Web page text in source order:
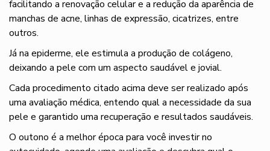
facilitando a renovação celular e a redução da aparência de
manchas de acne, linhas de expressão, cicatrizes, entre
outros.
Já na epiderme, ele estimula a produção de colágeno,
deixando a pele com um aspecto saudável e jovial.
Cada procedimento citado acima deve ser realizado após
uma avaliação médica, entendo qual a necessidade da sua
pele e garantido uma recuperação e resultados saudáveis.
O outono é a melhor época para você investir no